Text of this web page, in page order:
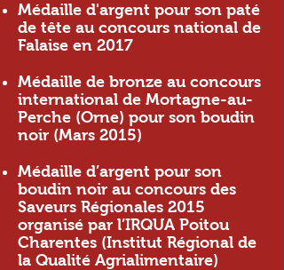
Médaille d'argent pour son paté
de tête au concours national de
Falaise en 2017
Médaille de bronze au concours
international de Mortagne-au-
Perche (Orne) pour son boudin
noir (Mars 2015)
Médaille d’argent pour son
boudin noir au concours des
Saveurs Régionales 2015
organisé par l’IRQUA Poitou
Charentes (Institut Régional de
la Qualité Agrialimentaire)